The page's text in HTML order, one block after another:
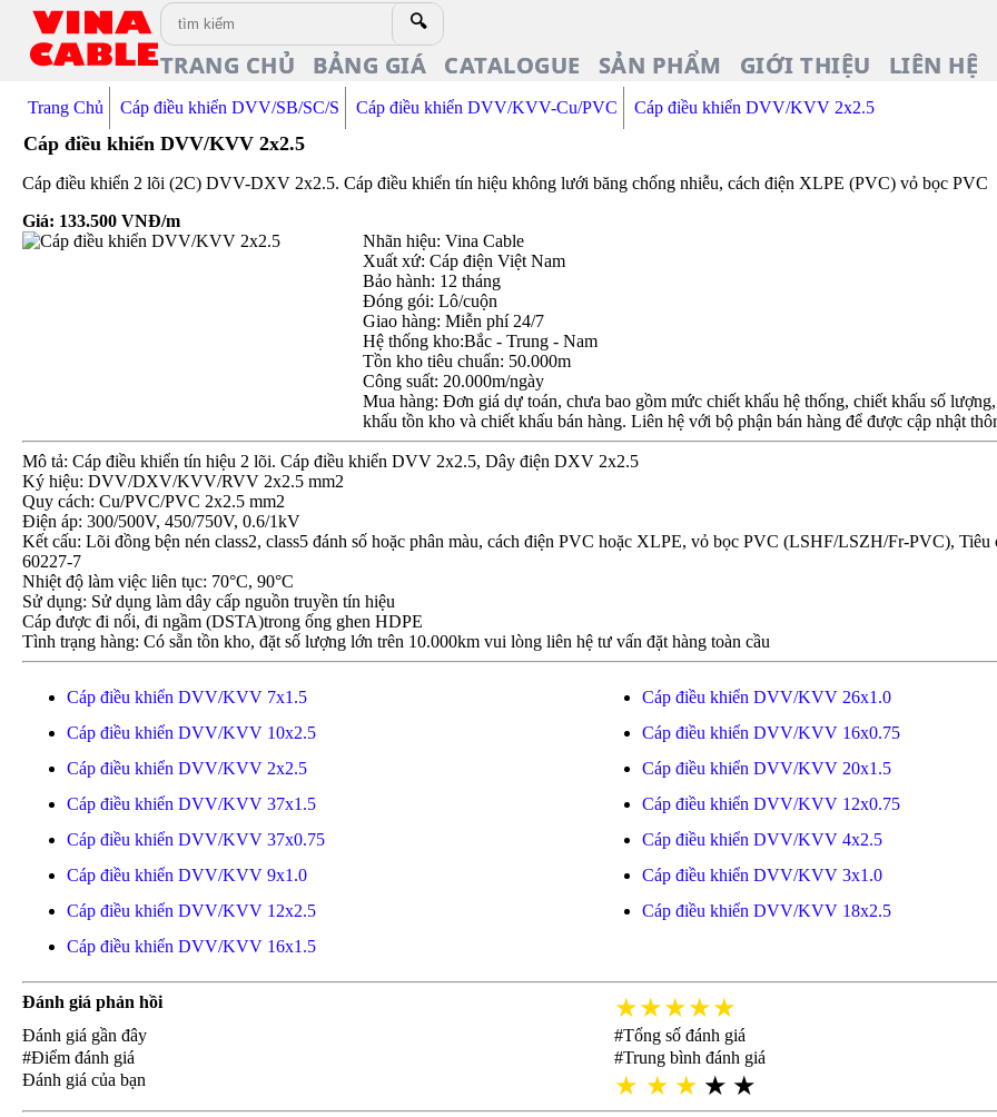
🔍
TRANG CHỦ BẢNG GIÁ CATALOGUE SẢN PHẨM GIỚI THIỆU LIÊN HỆ
Trang Chủ Cáp điều khiển DVV/SB/SC/S Cáp điều khiển DVV/KVV-Cu/PVC Cáp điều khiển DVV/KVV 2x2.5
Cáp điều khiển DVV/KVV 2x2.5
Cáp điều khiển 2 lõi (2C) DVV-DXV 2x2.5. Cáp điều khiển tín hiệu không lưới băng chống nhiễu, cách điện XLPE (PVC) vỏ bọc PVC
Giá: 133.500 VNĐ/m
Nhãn hiệu: Vina Cable
Xuất xứ: Cáp điện Việt Nam
Bảo hành: 12 tháng
Đóng gói: Lô/cuộn
Giao hàng: Miễn phí 24/7
Hệ thống kho:Bắc - Trung - Nam
Tồn kho tiêu chuẩn: 50.000m
Công suất: 20.000m/ngày
Mua hàng: Đơn giá dự toán, chưa bao gồm mức chiết khấu hệ thống, chiết khấu số
khấu tồn kho và chiết khấu bán hàng. Liên hệ với bộ phận bán hàng để được cập nhật
Mô tả: Cáp điều khiển tín hiệu 2 lõi. Cáp điều khiển DVV 2x2.5, Dây điện DXV 2x2.5
Ký hiệu: DVV/DXV/KVV/RVV 2x2.5 mm2
Quy cách: Cu/PVC/PVC 2x2.5 mm2
Điện áp: 300/500V, 450/750V, 0.6/1kV
Kết cấu: Lõi đồng bện nén class2, class5 đánh số hoặc phân màu, cách điện PVC hoặc XLPE, vỏ bọc PVC (LSHF/LSZH/Fr-PVC),
60227-7
Nhiệt độ làm việc liên tục: 70°C, 90°C
Sử dụng: Sử dụng làm dây cấp nguồn truyền tín hiệu
Cáp được đi nổi, đi ngầm (DSTA)trong ống ghen HDPE
Tình trạng hàng: Có sẵn tồn kho, đặt số lượng lớn trên 10.000km vui lòng liên hệ tư vấn đặt hàng toàn cầu
Cáp điều khiển DVV/KVV 7x1.5
Cáp điều khiển DVV/KVV 26x1.0
Cáp điều khiển DVV/KVV 10x2.5
Cáp điều khiển DVV/KVV 16x0.75
Cáp điều khiển DVV/KVV 2x2.5
Cáp điều khiển DVV/KVV 20x1.5
Cáp điều khiển DVV/KVV 37x1.5
Cáp điều khiển DVV/KVV 12x0.75
Cáp điều khiển DVV/KVV 37x0.75
Cáp điều khiển DVV/KVV 4x2.5
Cáp điều khiển DVV/KVV 9x1.0
Cáp điều khiển DVV/KVV 3x1.0
Cáp điều khiển DVV/KVV 12x2.5
Cáp điều khiển DVV/KVV 18x2.5
Cáp điều khiển DVV/KVV 16x1.5
Đánh giá phản hồi ★★★★★
Đánh giá gần đây
#Tổng số đánh giá
#Điểm đánh giá
#Trung bình đánh giá
Đánh giá của bạn
★ ★ ★ ★ ★